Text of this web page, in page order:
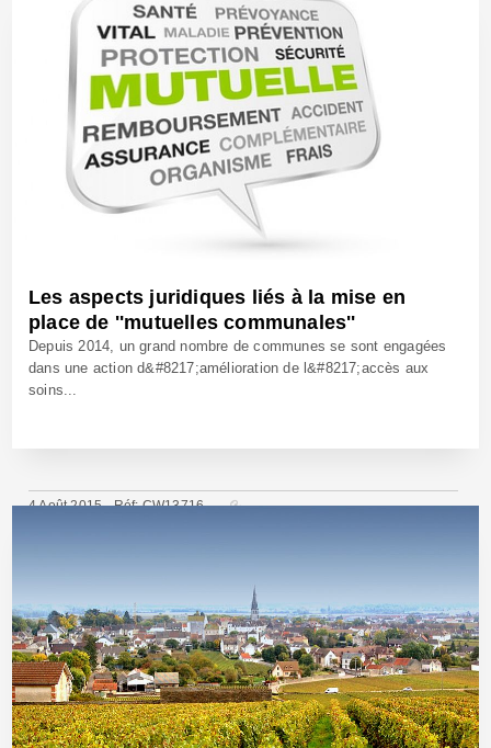
Les aspects juridiques liés à la mise en
place de ''mutuelles communales''
Depuis 2014, un grand nombre de communes se sont engagées
dans une action d&#8217;amélioration de l&#8217;accès aux
soins...
4 Août 2015 - Réf: CW13716